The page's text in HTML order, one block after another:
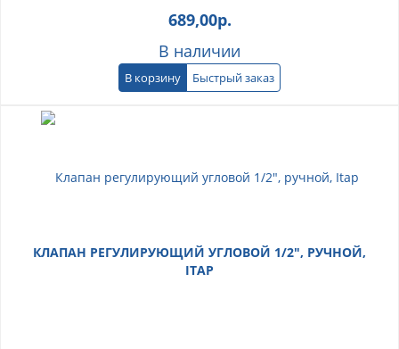
689,00р.
В наличии
В корзину Быстрый заказ
КЛАПАН РЕГУЛИРУЮЩИЙ УГЛОВОЙ 1/2", РУЧНОЙ,
ITAP